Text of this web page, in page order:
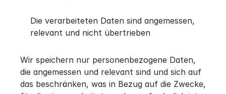
Die verarbeiteten Daten sind angemessen,
relevant und nicht übertrieben
Wir speichern nur personenbezogene Daten,
die angemessen und relevant sind und sich auf
das beschränken, was in Bezug auf die Zwecke,